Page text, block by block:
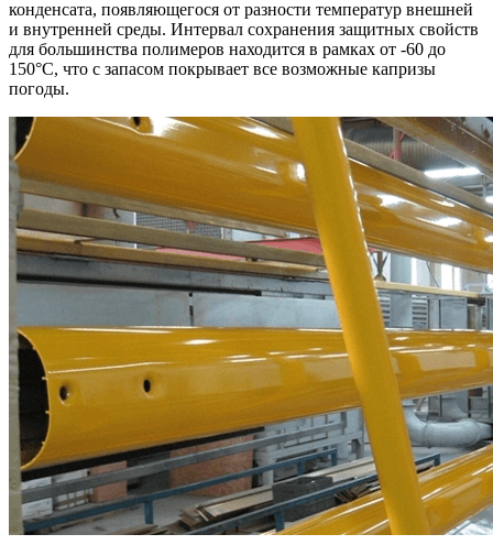
конденсата, появляющегося от разности температур внешней
и внутренней среды. Интервал сохранения защитных свойств
для большинства полимеров находится в рамках от -60 до
150°С, что с запасом покрывает все возможные капризы
погоды.